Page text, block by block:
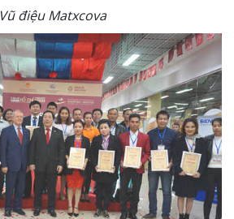
Vũ điệu Matxcova